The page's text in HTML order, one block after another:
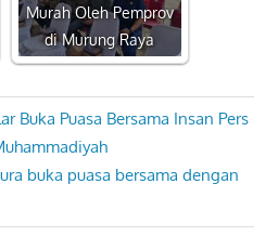
Murah Oleh Pemprov
di Murung Raya
Buka Puasa Bersama Insan Pers
buka puasa bersama dengan